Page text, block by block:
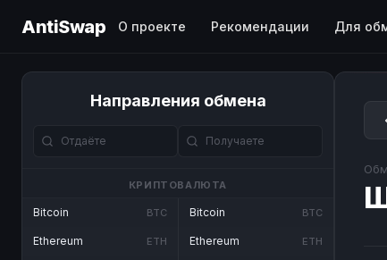
AntiSwap О проекте Рекомендации Для
Направления обмена
КРИПТОВАЛЮТА
Bitcoin BTC
Ethereum ETH
Bitcoin BTC
Ethereum ETH